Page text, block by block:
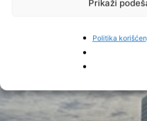
Prikaži
Politika
Najnovije vijesti